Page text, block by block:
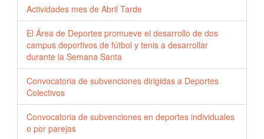
Actividades mes de Abril Tarde
El Área de Deportes promueve el desarrollo de dos
campus deportivos de fútbol y tenis a desarrollar
durante la Semana Santa
Convocatoria de subvenciones dirigidas a Deportes
Colectivos
Convocatoria de subvenciones en deportes individuales
o por parejas